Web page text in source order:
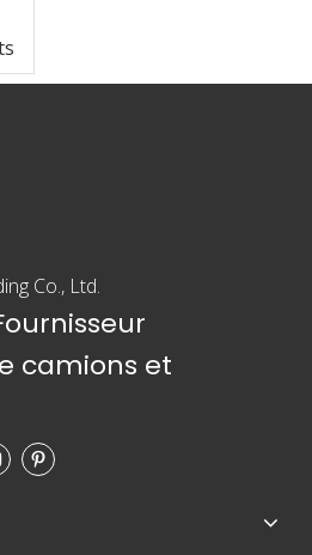
Co., Ltd.
camions et